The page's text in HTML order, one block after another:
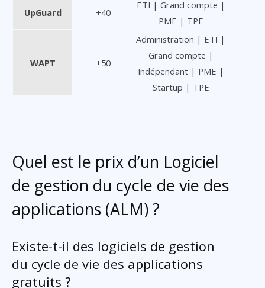
UpGuard +40
ETI | Grand compte |
PME | TPE
WAPT +50
Administration | ETI |
Grand compte |
Indépendant | PME |
Startup | TPE
Quel est le prix d’un Logiciel
de gestion du cycle de vie des
applications (ALM) ?
Existe-t-il des logiciels de gestion
du cycle de vie des applications
gratuits ?